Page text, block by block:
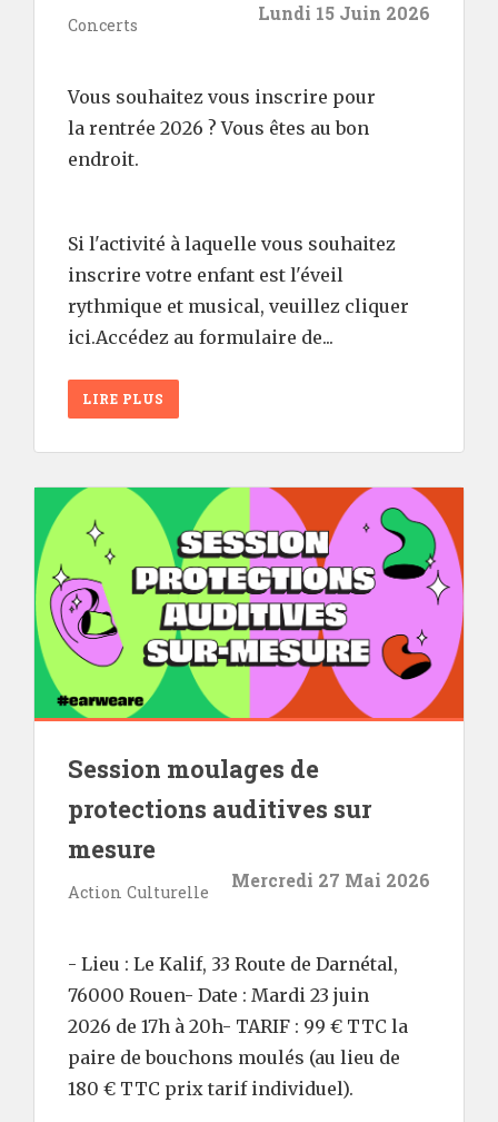
Concerts
Lundi 15 Juin 2026
Vous souhaitez vous inscrire pour
la rentrée 2026 ? Vous êtes au bon
endroit.
Si l'activité à laquelle vous souhaitez
inscrire votre enfant est l'éveil
rythmique et musical, veuillez cliquer
ici.Accédez au formulaire de...
LIRE PLUS
Session moulages de
protections auditives sur
mesure
Action Culturelle
Mercredi 27 Mai 2026
- Lieu : Le Kalif, 33 Route de Darnétal,
76000 Rouen- Date : Mardi 23 juin
2026 de 17h à 20h- TARIF : 99 € TTC la
paire de bouchons moulés (au lieu de
180 € TTC prix tarif individuel).